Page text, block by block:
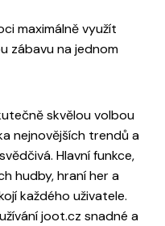
maximálně využít
zábavu na jednom
skvělou volbou
nejnovějších trendů a
Hlavní funkce,
hudby, hraní her a
každého uživatele.
joot.cz snadné a